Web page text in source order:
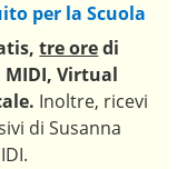
per la Scuola
tre oredi
MIDI, Virtual
Inoltre, ricevi
di Susanna